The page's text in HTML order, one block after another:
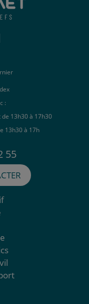
:
13h30 à 17h30
13h30 à 17h
55